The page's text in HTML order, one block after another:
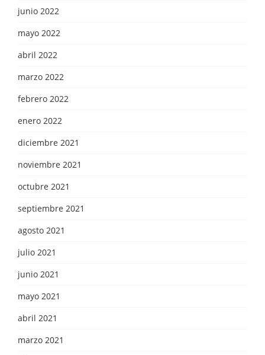
junio 2022
mayo 2022
abril 2022
marzo 2022
febrero 2022
enero 2022
diciembre 2021
noviembre 2021
octubre 2021
septiembre 2021
agosto 2021
julio 2021
junio 2021
mayo 2021
abril 2021
marzo 2021